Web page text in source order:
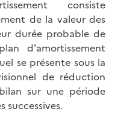
consiste
de la valeur des
durée probable de
d'amortissement
se présente sous la
de réduction
sur une période
successives.